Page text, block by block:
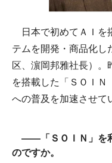
日本で初めてＡＩを
テムを開発・商品化し
区、濵岡邦雅社長）。
を搭載した「ＳＯＩＮ
への普及を加速させて
――「ＳＯＩＮ」を
のですか。